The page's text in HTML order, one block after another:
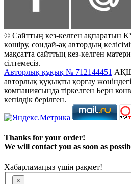
© Сайттың кез-келген ақпаратын
көшіру, сондай-ақ автордың
мақсатта сайттың кез-келген
сілтемесіз.
Авторлық құқық № 712144451
авторлық құқықты қорғау
компаниясында тіркелген Берн
кепілдік берілген.
Thanks for your order!
We will contact you as soon as
Хабарламаңыз үшін рақмет!
×